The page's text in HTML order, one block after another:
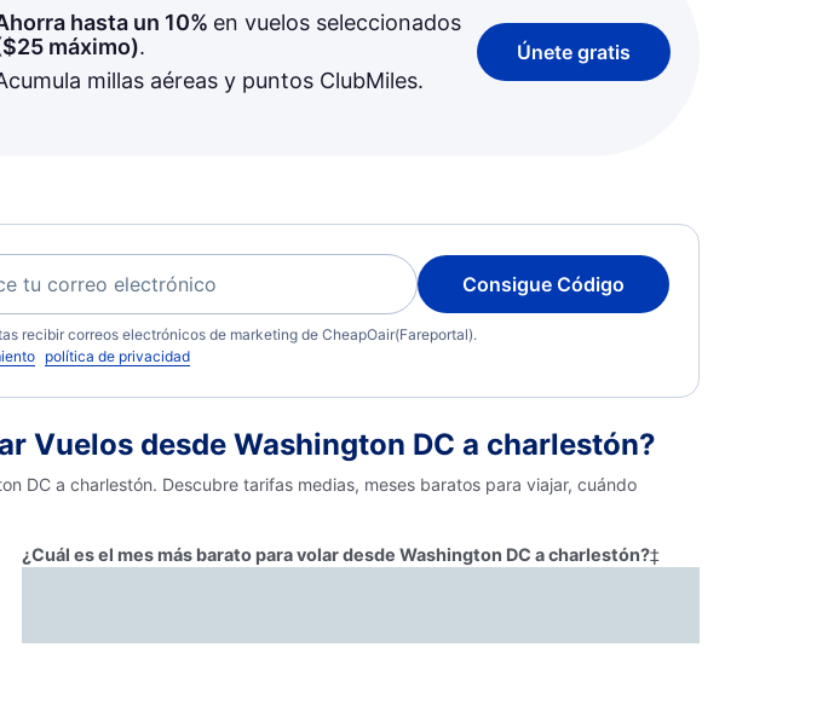
hasta un 10% en vuelos seleccionados
$25máximo).
millas aéreas y puntos ClubMiles.
Únete gratis
Consigue Código
recibir correos electrónicos de marketing de CheapOair(Fareportal).
política de privacidad
Vuelos desde Washington DC a charlestón?
DC a charlestón. Descubre tarifas medias, meses baratos para viajar, cuándo
¿Cuál es el mes más barato para volar desde Washington DC a charlestón?‡